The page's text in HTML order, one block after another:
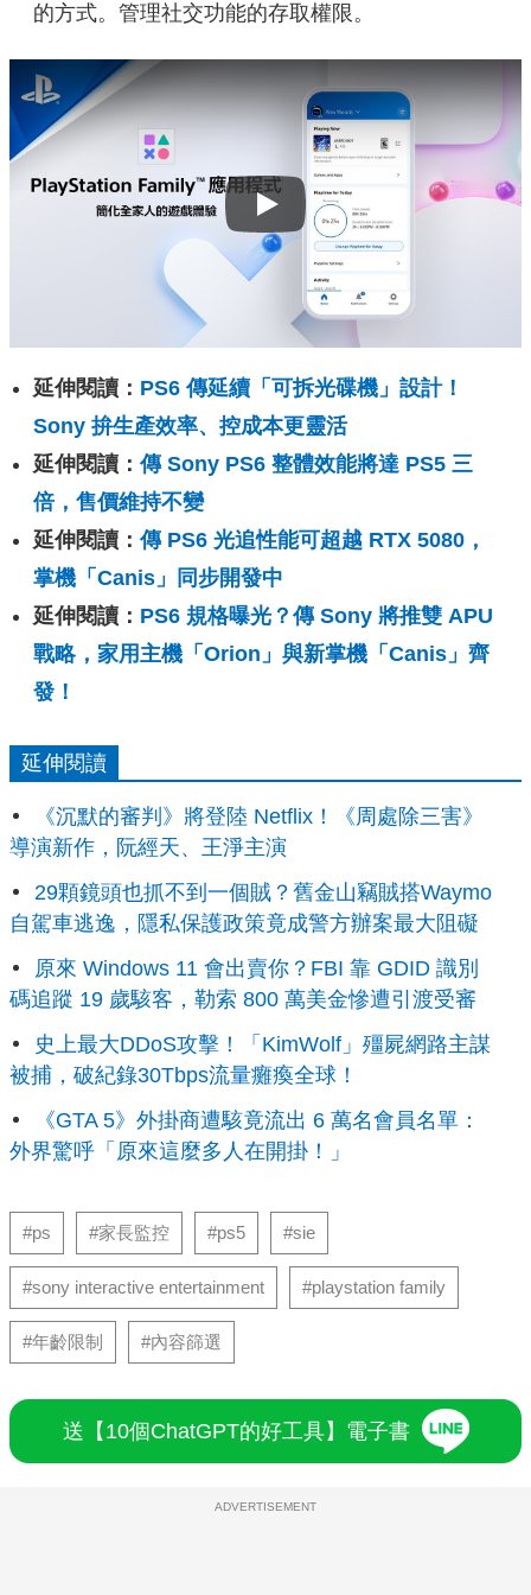
的方式。管理社交功能的存取權限。
Play
延伸閱讀： PS6 傳延續「可拆光碟機」設計！
Sony 拚生產效率、控成本更靈活
延伸閱讀：傳 Sony PS6 整體效能將達 PS5 三
倍，售價維持不變
延伸閱讀：傳 PS6 光追性能可超越 RTX 5080，
掌機「Canis」同步開發中
延伸閱讀： PS6 規格曝光？傳 Sony 將推雙 APU
戰略，家用主機「Orion」與新掌機「Canis」齊
發！
延伸閱讀
《沉默的審判》將登陸 Netflix！《周處除三害》
導演新作，阮經天、王淨主演
29顆鏡頭也抓不到一個賊？舊金山竊賊搭Waymo
自駕車逃逸，隱私保護政策竟成警方辦案最大阻礙
原來 Windows 11 會出賣你？FBI 靠 GDID 識別
碼追蹤 19 歲駭客，勒索 800 萬美金慘遭引渡受審
史上最大DDoS攻擊！「KimWolf」殭屍網路主謀
被捕，破紀錄30Tbps流量癱瘓全球！
《GTA 5》外掛商遭駭竟流出 6 萬名會員名單：
外界驚呼「原來這麼多人在開掛！」
#ps #家長監控 #ps5 #sie
#sony interactive entertainment #playstation family
#年齡限制 #內容篩選
送【10個ChatGPT的好工具】電子書
ADVERTISEMENT